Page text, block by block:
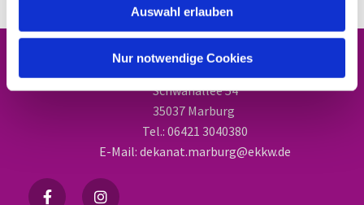
Auswahl erlauben
Nur notwendige Cookies
Dekanat Marburg
Schwanallee 54
35037 Marburg
Tel.: 06421 3040380
E-Mail: dekanat.marburg@ekkw.de